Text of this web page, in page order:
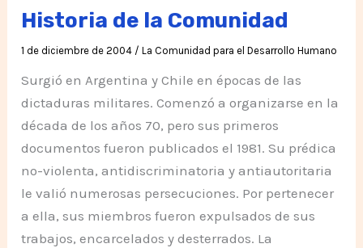
Historia de la Comunidad
1 de diciembre de 2004 /La Comunidad para el Desarrollo Humano
Surgió en Argentina y Chile en épocas de las
dictaduras militares. Comenzó a organizarse en la
década de los años 70, pero sus primeros
documentos fueron publicados el 1981. Su prédica
no-violenta, antidiscriminatoria y antiautoritaria
le valió numerosas persecuciones. Por pertenecer
a ella, sus miembros fueron expulsados de sus
trabajos, encarcelados y desterrados. La